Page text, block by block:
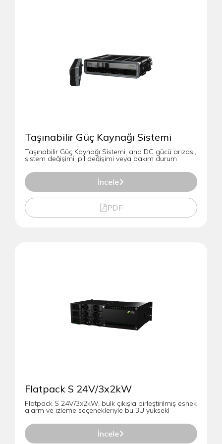
Taşınabilir Güç Kaynağı Sistemi
Taşınabilir Güç Kaynağı Sistemi, ana DC gücü arızası,
sistem değişimi, pil değişimi veya bakım durum
İncele
PDF
Flatpack S 24V/3x2kW
Flatpack S 24V/3x2kW, bulk çıkışla birleştirilmiş esnek
alarm ve izleme seçenekleriyle bu 3U yüksekl
İncele